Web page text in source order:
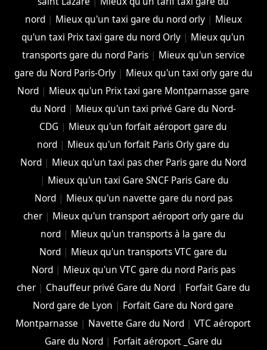
nord| Mieux qu'un taxi gare du nord orly| Mieux
qu'un taxi Prix taxi gare du nord Orly | Mieux qu'un
transports gare du nord Paris| Mieux qu'un service
gare du Nord Paris-Orly| Mieux qu'un taxi orly gare du
Nord | Mieux qu'un Prix taxi gare Montparnasse gare
du Nord | Mieux qu'un taxi privé Gare du Nord-
CDG | Mieux qu'un forfait aéroport gare du
nord | Mieux qu'un forfait Paris Orly gare du
Nord | Mieux qu'un taxi pas cher Paris gare du Nord
| Mieux qu'un taxi Gare SNCF Paris Gare du
Nord| Mieux qu'un navette gare du nord pas
cher| Mieux qu'un transport aéroport orly gare du
nord | Mieux qu'un transports à la gare du
Nord | Mieux qu'un transports VTC gare du
Nord| Mieux qu'un VTC gare du nord Paris pas
cher| Chauffeur privé Gare du Nord| Forfait Gare du
Nord gare de Lyon | Forfait Gare du Nord gare
Montparnasse | Navette Gare du Nord |VTC aéroport
Gare du Nord| Forfait aéroport _Gare du